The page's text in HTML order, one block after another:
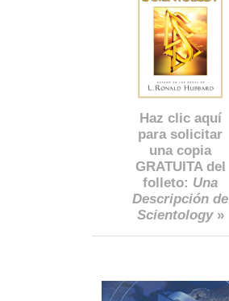
Haz clic aquí
para solicitar
una copia
GRATUITA del
folleto: Una
Descripción de
Scientology»